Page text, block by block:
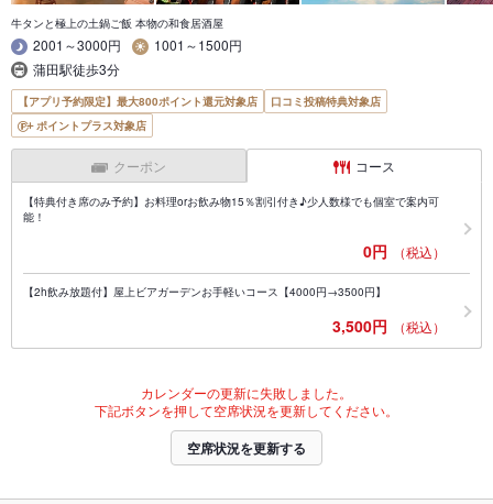
牛タンと極上の土鍋ご飯 本物の和食居酒屋
2001～3000円
1001～1500円
蒲田駅徒歩3分
【アプリ予約限定】最大800ポイント還元対象店
口コミ投稿特典対象店
ポイントプラス対象店
クーポン コース
【特典付き席のみ予約】お料理orお飲み物15％割引付き♪少人数様でも個室で案内可
能！
0円 （税込）
【2h飲み放題付】屋上ビアガーデンお手軽いコース【4000円→3500円】
3,500円 （税込）
カレンダーの更新に失敗しました。
下記ボタンを押して空席状況を更新してください。
空席状況を更新する